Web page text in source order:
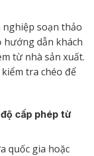
nghiệp soạn thảo
hướng dẫn khách
từ nhà sản xuất.
tra chéo để
cấp phép từ
quốc gia hoặc